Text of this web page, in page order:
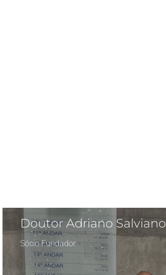
Doutor Adriano Salviano
Sócio Fundador